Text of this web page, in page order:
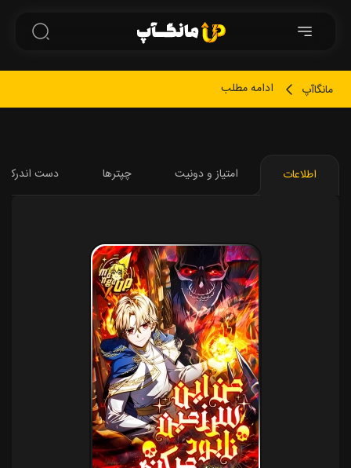
مانگاآپ ادامه مطلب
اطلاعات امتیاز و دونیت چپترها دست